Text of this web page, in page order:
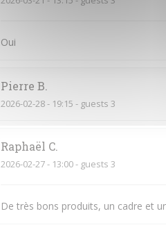
Oui
Pierre B
2026-02-28- 19:15 - guests 3
Raphaël C
2026-02-27- 13:00 - guests 3
De très bons produits, un cadre et